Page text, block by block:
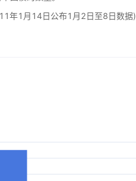
年1月14日公布1月2日至8日数据)